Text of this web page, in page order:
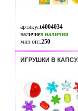
артикулt4004034
наличиев наличии
мин опт.250
ИГРУШКИ В